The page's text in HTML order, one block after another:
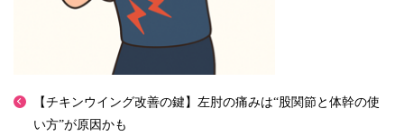
【チキンウイング改善の鍵】左肘の痛みは“股関節と体幹の使
い方”が原因かも